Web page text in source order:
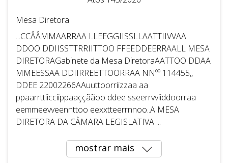
Mesa Diretora
...CCÂÂMMAARRAA LLEEGGIISSLLAATTIIVVAA
DDOO DDIISSTTRRIITTOO FFEEDDEERRAALL MESA
DIRETORAGabinete da Mesa DiretoraAATTOO DDAA
MMEESSAA DDIIRREETTOORRAA NNºº 114455,,
DDEE 22002266AAuuttoorriizzaa aa
ppaarrttiicciippaaççããoo ddee sseerrvviiddoorraa
eemmeevveennttoo eexxtteerrnnoo..A MESA
DIRETORA DA CÂMARA LEGISLATIVA ...
mostrar mais